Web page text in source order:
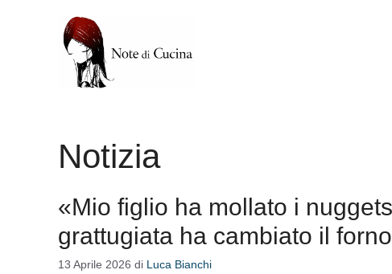
Notizia
«Mio figlio ha mollato i
grattugiata ha cambiato il forno
13 Aprile 2026 di Luca Bianchi